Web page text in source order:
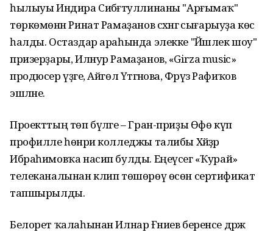
һылыуы Индира Сибәғәтуллинаны "Арғымаҡ"
төркөмөнән Ринат Рамаҙанов сәхнәгә сығарыуҙа көс
һалды. Остаздар араһында элекке "Йәшлек шоу"
призерҙары, Илнур Рамаҙанов, «Girza music»
продюсер үҙәге, Айгөл Үтәгәнова, Фәрүәз Рафиҡов
эшләне.
Проекттың төп бүләге – Гран-приҙы Өфө күп
профилле һөнәри колледжы талибы Хәйҙәр
Ибраһимовҡа насип булды. Еңеүсегә «Ҡурай»
телеканалынан клип төшөрөү өсөн сертификат
тапшырылды.
Белорет ҡалаһынан Илнар Ғәниев беренсе дәрәжә